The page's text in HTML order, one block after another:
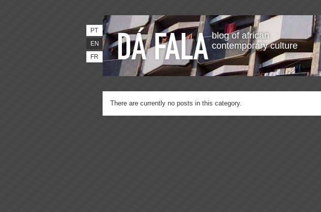
blog of african
contemporary culture
PT
EN
FR
There are currently no posts in this category.